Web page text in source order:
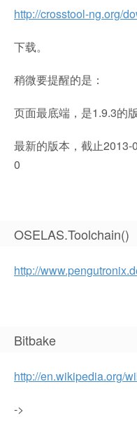
http://crosstool-ng.org/
下载。
稍微要提醒的是：
页面最底端，是1.9.3的
最新的版本，截止
0
OSELAS.Toolchain()
http://
Bitbake
http://en.wikipedia.org/
->